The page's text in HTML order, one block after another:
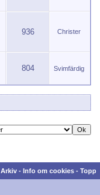
936 Christer
804 Svimfärdig
Arkiv - Info om cookies - Topp